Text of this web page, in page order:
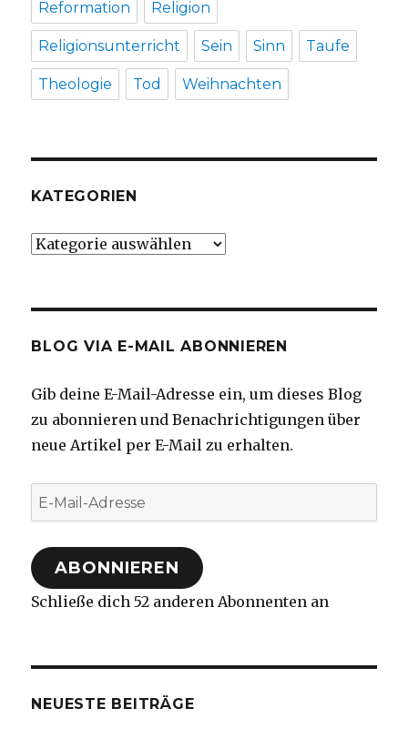
Reformation Religion
Religionsunterricht Sein Sinn Taufe
Theologie Tod Weihnachten
KATEGORIEN
Kategorien
BLOG VIA E-MAIL ABONNIEREN
Gib deine E-Mail-Adresse ein, um dieses Blog
zu abonnieren und Benachrichtigungen über
neue Artikel per E-Mail zu erhalten.
E-
Mail-
Adresse
ABONNIEREN
Schließe dich 52 anderen Abonnenten an
NEUESTE BEITRÄGE